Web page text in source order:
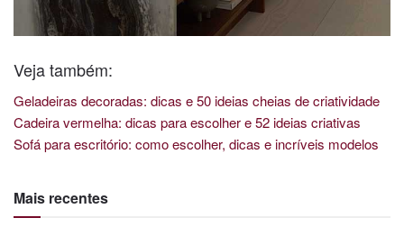
Veja também:
Geladeiras decoradas: dicas e 50 ideias cheias de criatividade
Cadeira vermelha: dicas para escolher e 52 ideias criativas
Sofá para escritório: como escolher, dicas e incríveis modelos
Mais recentes